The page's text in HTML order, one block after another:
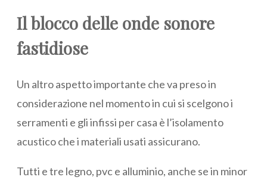
Il blocco delle onde sonore
fastidiose
Un altro aspetto importante che va preso in
considerazione nel momento in cui si scelgono i
serramenti e gli infissi per casa è l’isolamento
acustico che i materiali usati assicurano.
Tutti e tre legno, pvc e alluminio, anche se in minor